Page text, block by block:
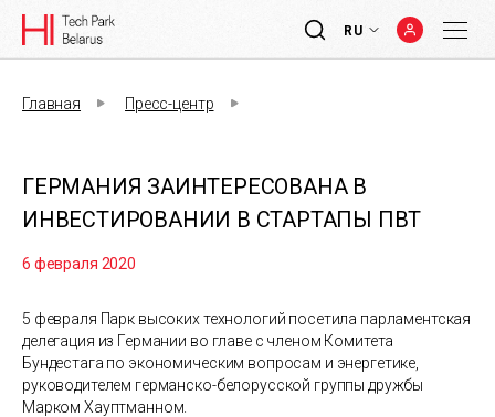
RU
Главная Пресс-центр
ГЕРМАНИЯ ЗАИНТЕРЕСОВАНА В
ИНВЕСТИРОВАНИИ В СТАРТАПЫ ПВТ
6 февраля 2020
5 февраля Парк высоких технологий посетила парламентская
делегация из Германии во главе с членом Комитета
Бундестага по экономическим вопросам и энергетике,
руководителем германско-белорусской группы дружбы
Марком Хауптманном.